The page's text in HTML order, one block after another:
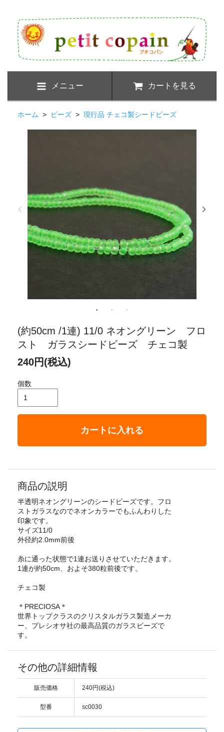
メニュー カートを見る
ホーム > ビーズ > 現行品 チェコ製シードビーズ
(約50cm /1連) 11/0 ネオングリーン フロ
スト ガラスシードビーズ チェコ製
240円(税込)
個数
カートに入れる
商品の説明
半透明ネオングリーンのシードビーズです。フロ
ストガラスなのでネオンカラーでもふんわりした
印象です。
サイズ11/0
外径約2.0mm前後
糸に通った状態で1連お送りさせていただきます。
1連が約50cm、およそ380粒前後です。
チェコ製
＊PRECIOSA＊
世界トップクラスのクリスタルガラス製造メーカ
ー、プレシオサ社の最高品質のガラスビーズで
す。
その他の詳細情報
販売価格 240円(税込)
型番 sc0030